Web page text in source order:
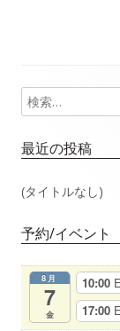
ビ
ゲ
ー
シ
ョ
メ
イ
ン
検
索:
最近の投稿
(タイトルなし)
予約/イベント
8月
7
金
10:00
17:00